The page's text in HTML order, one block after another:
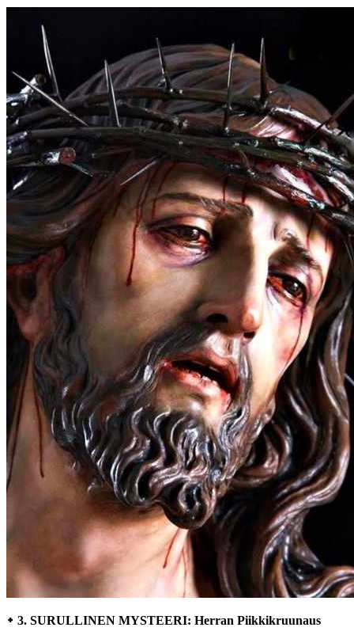
᛭ 3. SURULLINEN MYSTEERI: Herran Piikkikruunaus